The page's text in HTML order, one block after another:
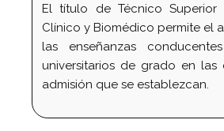
El título de Técnico Superior
Clínico y Biomédico permite el
las enseñanzas
universitarios de grado en las
admisión que se establezcan.